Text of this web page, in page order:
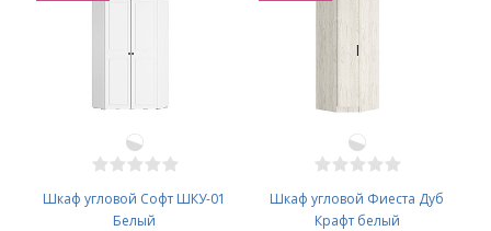
Шкаф угловой Софт ШКУ-01
Белый
Шкаф угловой Фиеста Дуб
Крафт белый